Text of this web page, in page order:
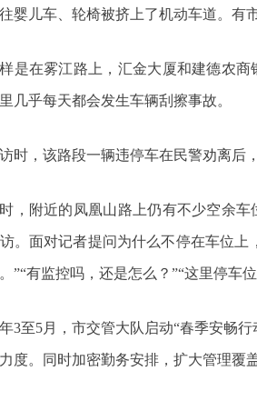
婴儿车、轮椅被挤上了机动车道。有
是在雾江路上，汇金大厦和建德农
几乎每天都会发生车辆刮擦事故。
时，该路段一辆违停车在民警劝离后
，附近的凤凰山路上仍有不少空余
。面对记者提问为什么不停在车位上
”“有监控吗，还是怎么？”“这里停车
3至5月，市交管大队启动“春季安畅
度。同时加密勤务安排，扩大管理覆